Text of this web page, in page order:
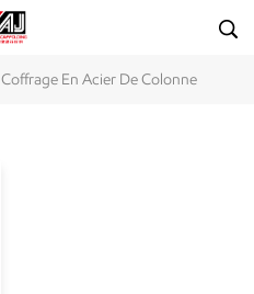
Coffrage En Acier De Colonne